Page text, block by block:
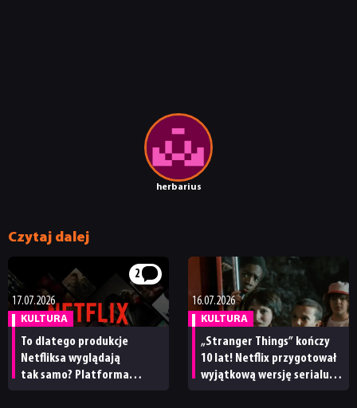
NEWSY
herbarius
Czytaj dalej
2
17.07.2026
KULTURA
To dlatego produkcje
Netfliksa wyglądają
tak samo? Platforma
16.07.2026
KULTURA
„Stranger Things” kończy
10 lat! Netflix przygotował
wyjątkową wersję serialu